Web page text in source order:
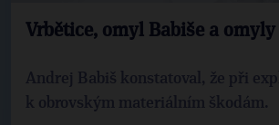
Vrbětice, omyl Babiše a omyly
Andrej Babiš konstatoval, že při
k obrovským materiálním škodám.